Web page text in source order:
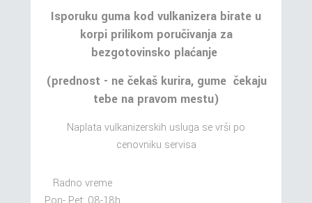
Isporuku guma kod vulkanizera birate u
korpi prilikom poručivanja za
bezgotovinsko plaćanje
(prednost - ne čekaš kurira, gume čekaju
tebe na pravom mestu)
Naplata vulkanizerskih usluga se vrši po
cenovniku servisa
Radno vreme